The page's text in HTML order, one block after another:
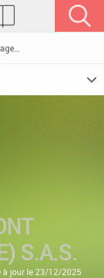
S.A.S.
à jour le 23/12/2025